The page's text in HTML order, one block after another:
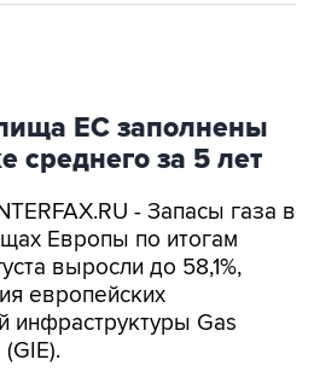
ЕС заполнены
среднего за 5 лет
- Запасы газа в
Европы по итогам
выросли до 58,1%,
европейских
инфраструктуры Gas